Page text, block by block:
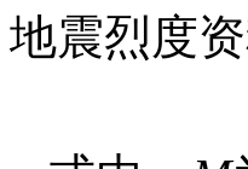
地震烈度